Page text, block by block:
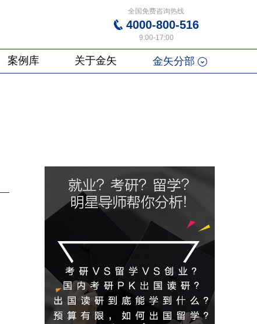
全国免费咨询热线
4000-800-516
9:00-17:00
案例库 关于金矢 金矢分部